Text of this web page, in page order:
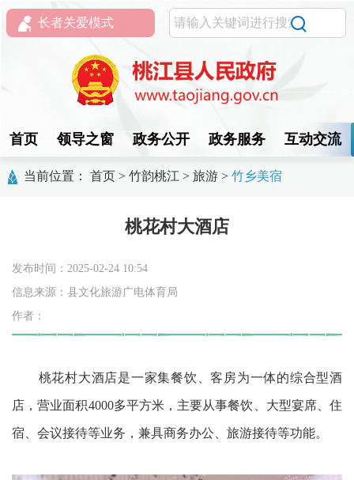
长者关爱模式
首页 领导之窗 政务公开 政务服务 互动交流
当前位置： 首页 > 竹韵桃江 > 旅游 > 竹乡美宿
桃花村大酒店
发布时间：2025-02-24 10:54
信息来源：县文化旅游广电体育局
作者：
桃花村大酒店是一家集餐饮、客房为一体的综合型酒
店，营业面积4000多平方米，主要从事餐饮、大型宴席、住
宿、会议接待等业务，兼具商务办公、旅游接待等功能。